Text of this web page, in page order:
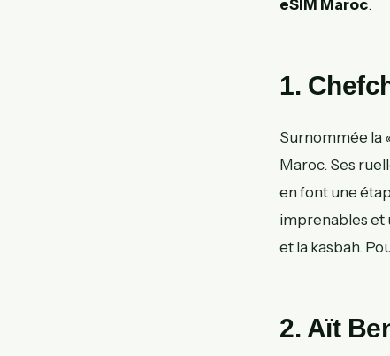
eSIM Maroc.
1.
Surnommée la
Maroc. Ses
en font une
imprenables et
et la kasbah.
2. Aït